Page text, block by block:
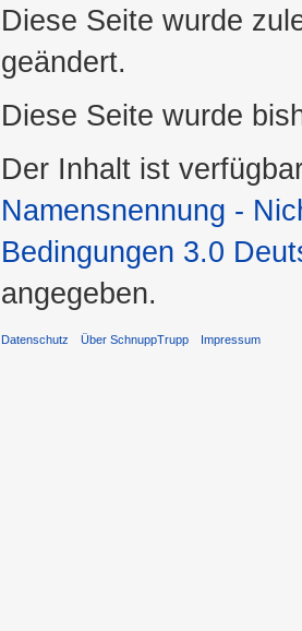
Diese Seite wurde
geändert.
Diese Seite wurde
Der Inhalt ist
Namensnennung -
Bedingungen 3.0
angegeben.
Datenschutz Über SchnuppTrupp Impressum